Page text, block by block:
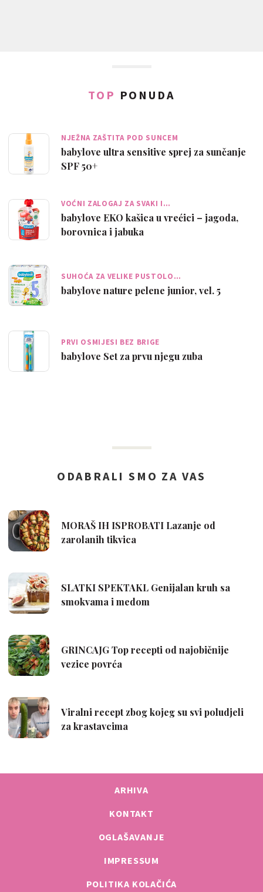
TOP PONUDA
NJEŽNA ZAŠTITA POD SUNCEM
babylove ultra sensitive sprej za sunčanje
SPF 50+
VOĆNI ZALOGAJ ZA SVAKI I…
babylove EKO kašica u vrećici – jagoda,
borovnica i jabuka
SUHOĆA ZA VELIKE PUSTOLO…
babylove nature pelene junior, vel. 5
PRVI OSMIJESI BEZ BRIGE
babylove Set za prvu njegu zuba
ARHIVA
KONTAKT
OGLAŠAVANJE
IMPRESSUM
POLITIKA KOLAČIĆA